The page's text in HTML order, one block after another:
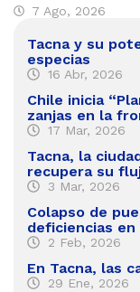
7 Ago, 2026
Tacna y su
especias
16 Abr, 2026
Chile inicia
zanjas en la
17 Mar, 2026
Tacna, la
recupera su
3 Mar, 2026
Colapso de
deficiencias
2 Feb, 2026
En Tacna, las
29 Ene, 2026